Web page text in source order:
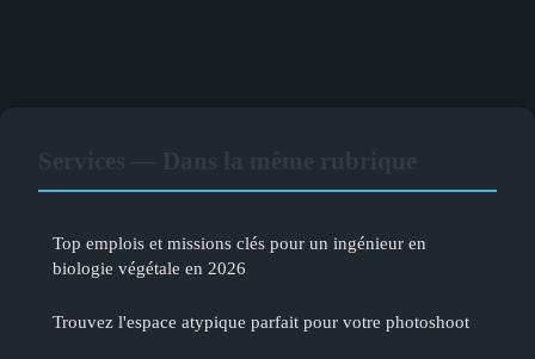
Top emplois et missions clés pour un ingénieur en
biologie végétale en 2026
Trouvez l'espace atypique parfait pour votre photoshoot